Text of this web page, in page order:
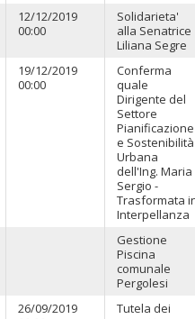
12/12/2019
00:00
Solidarieta'
alla Senatrice
Liliana Segre
19/12/2019
00:00
Conferma
quale
Dirigente del
Settore
Pianificazione
e Sostenibilità
Urbana
dell'Ing. Maria
Sergio -
Trasformata
Interpellanza
Gestione
Piscina
comunale
Pergolesi
26/09/2019
Tutela dei